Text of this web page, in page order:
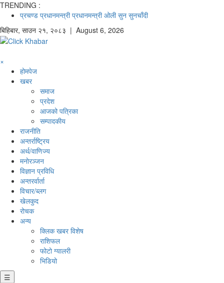
TRENDING :
प्रचण्ड प्रधानमन्त्री प्रधानमन्त्री ओली सुन सुनचाँदी
बिहिबार, साउन २१, २०८३ | August 6, 2026
×
होमपेज
खबर
समाज
प्रदेश
आजको पत्रिका
सम्पादकीय
राजनीति
अन्तर्राष्ट्रिय
अर्थ/वाणिज्य
मनाेरञ्जन
विज्ञान प्रविधि
अन्तरर्वार्ता
विचार/ब्लग
खेलकुद
रोचक
अन्य
क्लिक खबर विशेष
राशिफल
फोटो ग्यालरी
भिडियो
☰